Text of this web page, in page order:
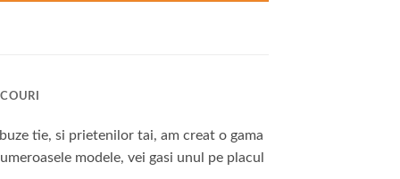
tie, si prietenilor tai, am creat o gama
modele, vei gasi unul pe placul